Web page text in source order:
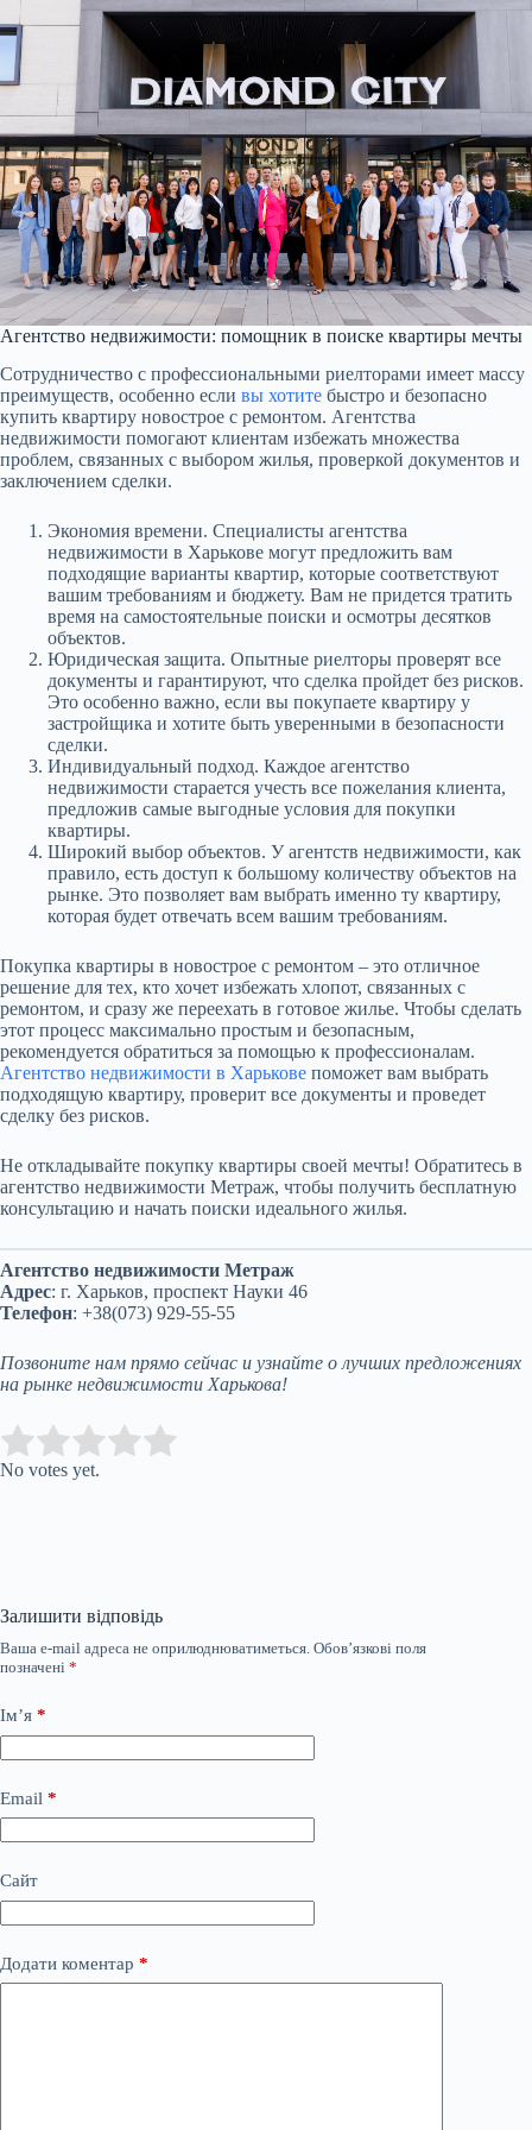
Агентство недвижимости: помощник в поиске квартиры мечты
Сотрудничество с профессиональными риелторами имеет массу
преимуществ, особенно если вы хотите быстро и безопасно
купить квартиру новострое с ремонтом. Агентства
недвижимости помогают клиентам избежать множества
проблем, связанных с выбором жилья, проверкой документов и
заключением сделки.
Экономия времени. Специалисты агентства
недвижимости в Харькове могут предложить вам
подходящие варианты квартир, которые соответствуют
вашим требованиям и бюджету. Вам не придется тратить
время на самостоятельные поиски и осмотры десятков
объектов.
Юридическая защита. Опытные риелторы проверят все
документы и гарантируют, что сделка пройдет без рисков.
Это особенно важно, если вы покупаете квартиру у
застройщика и хотите быть уверенными в безопасности
сделки.
Индивидуальный подход. Каждое агентство
недвижимости старается учесть все пожелания клиента,
предложив самые выгодные условия для покупки
квартиры.
Широкий выбор объектов. У агентств недвижимости, как
правило, есть доступ к большому количеству объектов на
рынке. Это позволяет вам выбрать именно ту квартиру,
которая будет отвечать всем вашим требованиям.
Покупка квартиры в новострое с ремонтом – это отличное
решение для тех, кто хочет избежать хлопот, связанных с
ремонтом, и сразу же переехать в готовое жилье. Чтобы сделать
этот процесс максимально простым и безопасным,
рекомендуется обратиться за помощью к профессионалам.
Агентство недвижимости в Харькове поможет вам выбрать
подходящую квартиру, проверит все документы и проведет
сделку без рисков.
Не откладывайте покупку квартиры своей мечты! Обратитесь в
агентство недвижимости Метраж, чтобы получить бесплатную
консультацию и начать поиски идеального жилья.
Агентство недвижимости Метраж
Адрес: г. Харьков, проспект Науки 46
Телефон: +38(073) 929-55-55
Позвоните нам прямо сейчас и узнайте о лучших предложениях
на рынке недвижимости Харькова!
Rate this item:
No votes yet.
Залишити відповідь
Ваша e-mail адреса не оприлюднюватиметься. Обов’язкові поля
позначені *
Ім’я *
Email *
Сайт
Додати коментар *